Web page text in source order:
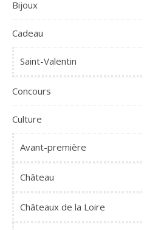
Bijoux
Cadeau
Saint-Valentin
Concours
Culture
Avant-première
Château
Châteaux de la Loire